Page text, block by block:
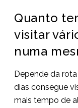
Quanto
visitar
numa
Depende da
dias consegue
mais tempo de